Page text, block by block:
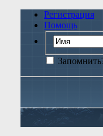
Регистрация
Помощь